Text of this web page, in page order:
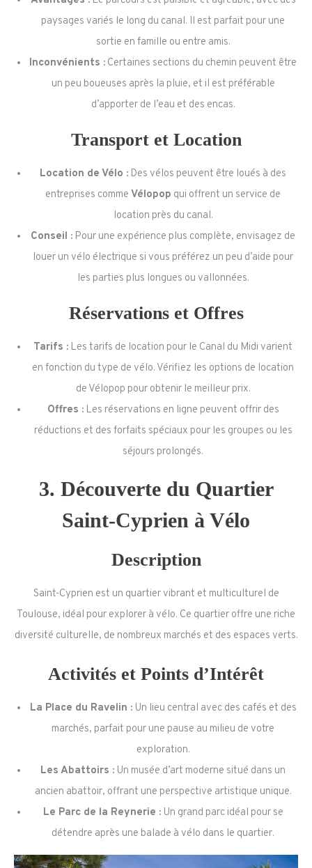
paysages variés le long du canal. Il est parfait pour une
sortie en famille ou entre amis.
Inconvénients : Certaines sections du chemin peuvent être
un peu boueuses après la pluie, et il est préférable
d’apporter de l’eau et des encas.
Transport et Location
Location de Vélo : Des vélos peuvent être loués à des
entreprises comme Vélopop qui offrent un service de
location près du canal.
Conseil : Pour une expérience plus complète, envisagez de
louer un vélo électrique si vous préférez un peu d’aide pour
les parties plus longues ou vallonnées.
Réservations et Offres
Tarifs : Les tarifs de location pour le Canal du Midi varient
en fonction du type de vélo. Vérifiez les options de location
de Vélopop pour obtenir le meilleur prix.
Offres :Les réservations en ligne peuvent offrir des
réductions et des forfaits spéciaux pour les groupes ou les
séjours prolongés.
3. Découverte du Quartier
Saint-Cyprien à Vélo
Description
Saint-Cyprien est un quartier vibrant et multiculturel de
Toulouse, idéal pour explorer à vélo. Ce quartier offre une riche
diversité culturelle, de nombreux marchés et des espaces verts.
Activités et Points d’Intérêt
La Place du Ravelin :Un lieu central avec des cafés et des
marchés, parfait pour une pause au milieu de votre
exploration.
Les Abattoirs : Un musée d’art moderne situé dans un
ancien abattoir, offrant une perspective artistique unique.
Le Parc de la Reynerie :Un grand parc idéal pour se
détendre après une balade à vélo dans le quartier.